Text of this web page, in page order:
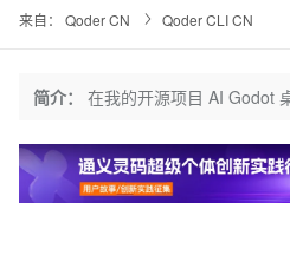
来自： Qoder CN Qoder CLI CN
简介： 在我的开源项目 AI Godot